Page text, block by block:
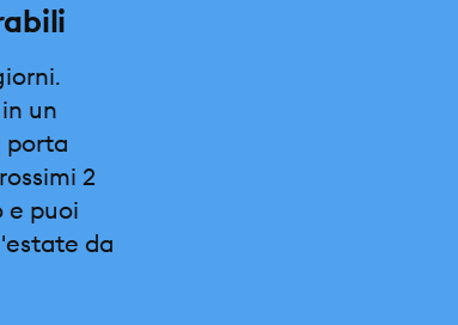
un
porta
2
e puoi
da